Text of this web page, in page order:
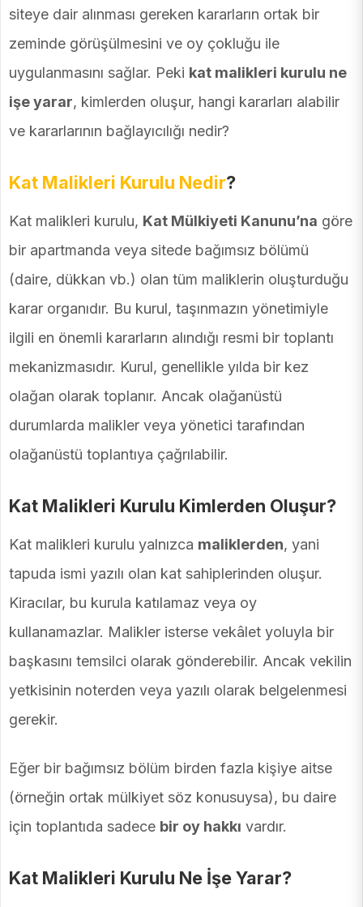
siteye dair alınması gereken kararların ortak bir
zeminde görüşülmesini ve oy çokluğu ile
uygulanmasını sağlar. Peki kat malikleri kurulu ne
işe yarar, kimlerden oluşur, hangi kararları alabilir
ve kararlarının bağlayıcılığı nedir?
Kat Malikleri Kurulu Nedir?
Kat malikleri kurulu, Kat Mülkiyeti Kanunu’na göre
bir apartmanda veya sitede bağımsız bölümü
(daire, dükkan vb.) olan tüm maliklerin oluşturduğu
karar organıdır. Bu kurul, taşınmazın yönetimiyle
ilgili en önemli kararların alındığı resmi bir toplantı
mekanizmasıdır. Kurul, genellikle yılda bir kez
olağan olarak toplanır. Ancak olağanüstü
durumlarda malikler veya yönetici tarafından
olağanüstü toplantıya çağrılabilir.
Kat Malikleri Kurulu Kimlerden Oluşur?
Kat malikleri kurulu yalnızca maliklerden, yani
tapuda ismi yazılı olan kat sahiplerinden oluşur.
Kiracılar, bu kurula katılamaz veya oy
kullanamazlar. Malikler isterse vekâlet yoluyla bir
başkasını temsilci olarak gönderebilir. Ancak vekilin
yetkisinin noterden veya yazılı olarak belgelenmesi
gerekir.
Eğer bir bağımsız bölüm birden fazla kişiye aitse
(örneğin ortak mülkiyet söz konusuysa), bu daire
için toplantıda sadece bir oy hakkı vardır.
Kat Malikleri Kurulu Ne İşe Yarar?